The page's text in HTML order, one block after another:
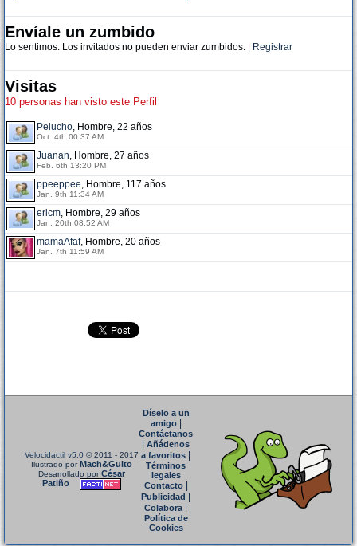
Envíale un zumbido
Lo sentimos. Los invitados no pueden enviar zumbidos. | Registrar
Visitas
10 personas han visto este Perfil
Pelucho, Hombre, 22 años
Oct. 4th 00:37 AM
Juanan, Hombre, 27 años
Feb. 6th 13:20 PM
ppeeppee, Hombre, 117 años
Jan. 9th 11:34 AM
ericm, Hombre, 29 años
Jan. 20th 08:52 AM
mamaAfaf, Hombre, 20 años
Jan. 7th 11:59 AM
Velocidactil v5.0 © 2011 - 2017
Ilustrado porMach&Guito
Desarrollado porCésar
Patiño
Díselo a un
amigo|
Contáctanos
Añádenos
a favoritos
Términos
legales
Contacto|
Publicidad
Colabora|
Política de
Cookies